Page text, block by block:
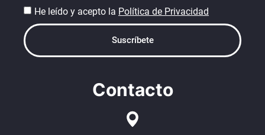
He leído y acepto la Política de Privacidad
Suscríbete
Contacto